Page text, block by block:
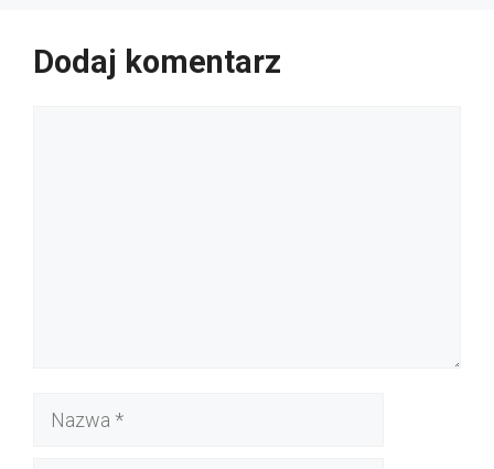
Dodaj komentarz
Nazwa